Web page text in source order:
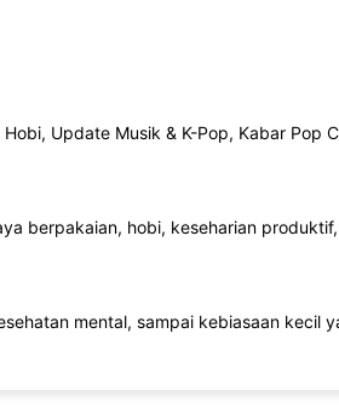
Hobi, Update Musik & K-Pop, Kabar Pop
berpakaian, hobi, keseharian
mental, sampai kebiasaan kecil